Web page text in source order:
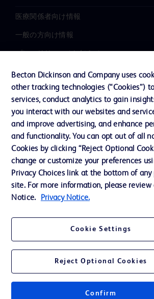
医療関係者向け情報
一般の方向け情報
プレスリリース / お知らせ
インクルージョン、ダイバー
シティ ＆ エクイティ
投資家向け情報（英語）
会社案内
お問い合わせ
Cookie Preferences
プライバシーポリシー
© 2026 BD. All rights reserved. BD and the BD Logo
Becton, Dickinson and Company. All other
Becton Dickinson and Company uses
other tracking technologies (“Cookies”)
services, conduct analytics to gain
you interact with our websites and
and improve advertising, and enhance
and functionality. You can opt out of all
Cookies by clicking “Reject Optional
change or customize your preferences
Privacy Choices link at the bottom of any
site. For more information, please review
Notice.
Privacy Notice.
Cookie Settings
Reject Optional Cookies
Confirm